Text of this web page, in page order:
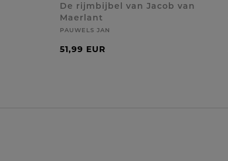
De rijmbijbel van Jacob van
Maerlant
PAUWELS JAN
51,99 EUR